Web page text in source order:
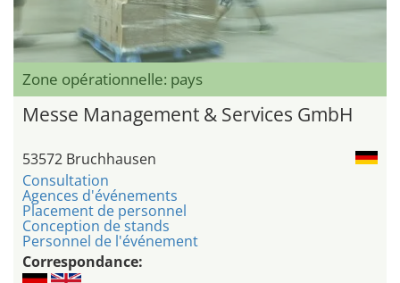
Zone opérationnelle: pays
Messe Management & Services GmbH
53572 Bruchhausen
Consultation
Agences d'événements
Placement de personnel
Conception de stands
Personnel de l'événement
Correspondance: